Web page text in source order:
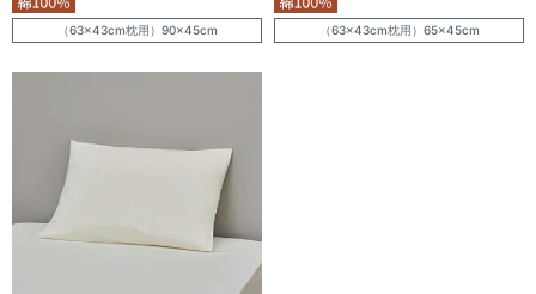
（63×43cm枕用）90×45cm （63×43cm枕用）65×45cm